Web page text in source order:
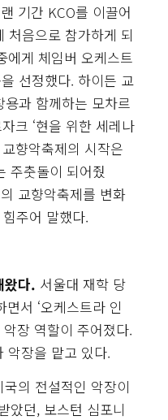
기간 KCO를 이끌어
처음으로 참가하게 되
에게 체임버 오케스트
선정했다. 하이든 교
용과 함께하는 모차르
크 ‘현을 위한 세레나
향악축제의 시작은
주춧돌이 되어줬
교향악축제를 변화
주어 말했다.
왔다. 서울대 재학 당
서 ‘오케스트라 인
장 역할이 주어졌다.
악장을 맡고 있다.
국의 전설적인 악장이
았던, 보스턴 심포니